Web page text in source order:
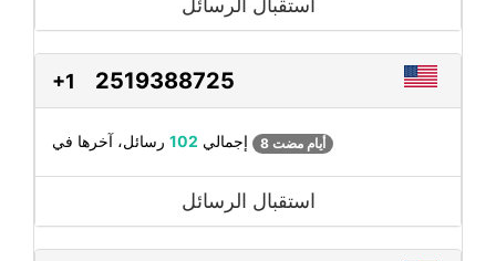
استقبال الرسائل
+1 2519388725
إجمالي 102 8 أيام مضت
استقبال الرسائل